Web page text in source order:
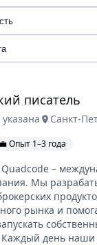
писатель
location_on Санкт-
💼 Опыт 1–3 года
–
Мы
рынка и
день наши